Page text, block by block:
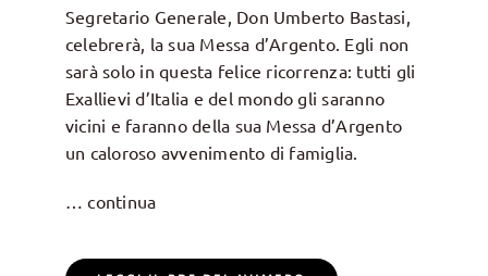
Segretario Generale, Don Umberto Bastasi,
celebrerà, la sua Messa d’Argento. Egli non
sarà solo in questa felice ricorrenza: tutti gli
Exallievi d’Italia e del mondo gli saranno
vicini e faranno della sua Messa d’Argento
un caloroso avvenimento di famiglia.
… continua